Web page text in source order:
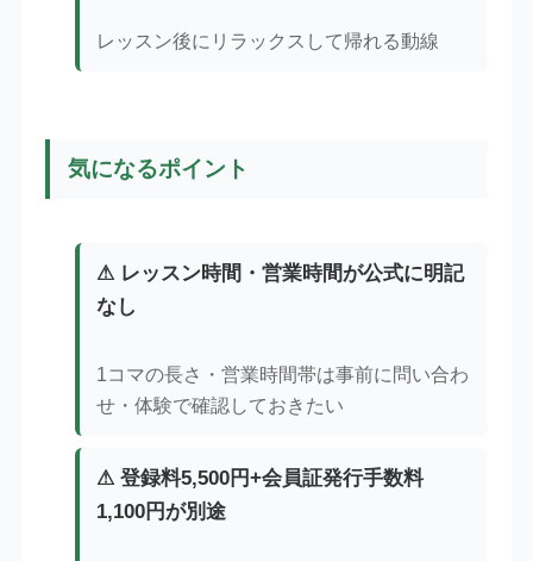
レッスン後にリラックスして帰れる動線
気になるポイント
⚠ レッスン時間・営業時間が公式に明記
なし
1コマの長さ・営業時間帯は事前に問い合わ
せ・体験で確認しておきたい
⚠ 登録料5,500円+会員証発行手数料
1,100円が別途